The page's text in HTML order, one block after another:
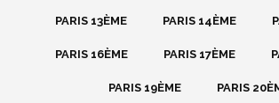
PARIS 13ÈME PARIS 14ÈME
PARIS 16ÈME PARIS 17ÈME
PARIS 19ÈME PARIS